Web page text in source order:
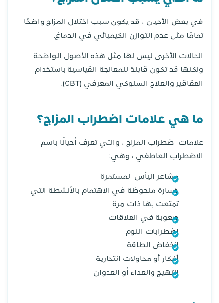
في بعض الأحيان ، قد يكون سبب اختلال المزاج واضحًا
تمامًا مثل عدم التوازن الكيميائي في الدماغ.
الحالات الأخرى ليس لها مثل هذه الأصول الواضحة
ولكنها قد تكون قابلة للمعالجة القياسية باستخدام
العقاقير والعلاج السلوكي المعرفي (CBT).
ما هي علامات اضطراب المزاج؟
علامات اضطراب المزاج ، والتي تعرف أحيانًا باسم
الاضطراب العاطفي ، وهي:
مشاعر اليأس المستمرة
خسارة ملحوظة في الاهتمام بالأنشطة التي
تمتعت بها ذات مرة
صعوبة في العلاقات
اضطرابات النوم
انخفاض الطاقة
أفكار أو محاولات انتحارية
التهيج والعداء أو العدوان